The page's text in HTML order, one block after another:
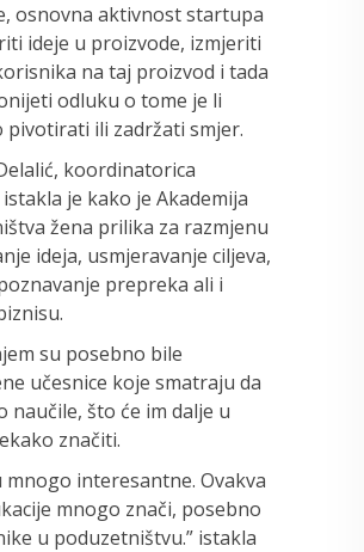
osnovna aktivnost startupa
ideje u proizvode, izmjeriti
na taj proizvod i tada
odluku o tome je li
ili zadržati smjer.
koordinatorica
je kako je Akademija
žena prilika za razmjenu
ideja, usmjeravanje ciljeva,
prepreka ali i
su posebno bile
učesnice koje smatraju da
naučile, što će im dalje u
značiti.
mnogo interesantne. Ovakva
mnogo znači, posebno
u poduzetništvu.” istakla